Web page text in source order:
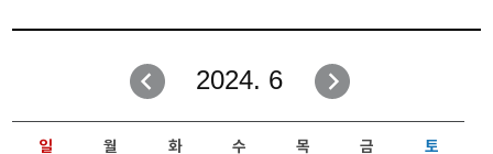
2024. 6
일 월 화 수 목 금 토